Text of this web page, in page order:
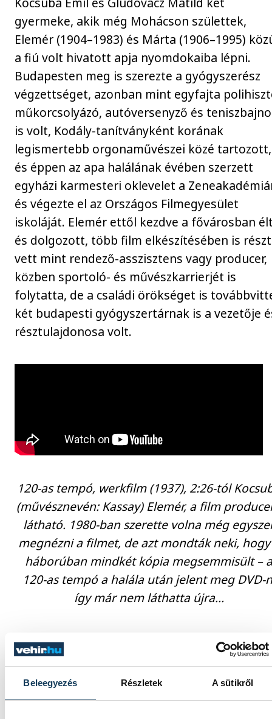
Beleegyezés Részletek A sütikről
gyermeke, akik még Mohácson születtek,
Elemér (1904–1983) és Márta (1906–1995)
a fiú volt hivatott apja nyomdokaiba lépni.
Budapesten meg is szerezte a gyógyszerész
végzettséget, azonban mint egyfajta
műkorcsolyázó, autóversenyző és
is volt, Kodály-tanítványként korának
legismertebb orgonaművészei közé tartozott,
és éppen az apa halálának évében szerzett
egyházi karmesteri oklevelet a
és végezte el az Országos Filmegyesület
iskoláját. Elemér ettől kezdve a fővárosban
és dolgozott, több film elkészítésében is részt
vett mint rendező-asszisztens vagy producer,
közben sportoló- és művészkarrierjét is
folytatta, de a családi örökséget is
két budapesti gyógyszertárnak is a vezetője
résztulajdonosa volt.
120-as tempó, werkfilm (1937), 2:26-tól
(művésznevén: Kassay) Elemér, a film
látható. 1980-ban szerette volna még
megnézni a filmet, de azt mondták neki,
háborúban mindkét kópia megsemmisült –
120-as tempó a halála után jelent meg DVD-
így már nem láthatta újra…
Mindeközben azért a Fekete Sas sem maradt
üresen: Karabélyos Endre (1900–1972) vette
a vezetését, aki 1924-től segédként